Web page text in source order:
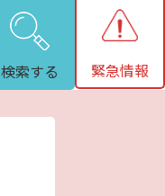
検索する 緊急情報